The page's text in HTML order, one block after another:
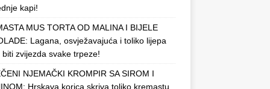
kapi!
MUS TORTA OD MALINA I BIJELE
Lagana, osvježavajuća i toliko lijepa
biti zvijezda svake trpeze!
NJEMAČKI KROMPIR SA SIROM I
Hrskava korica skriva toliko kremastu